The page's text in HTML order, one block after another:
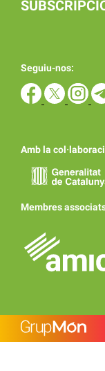
Seguiu-nos:
Amb la
Membres